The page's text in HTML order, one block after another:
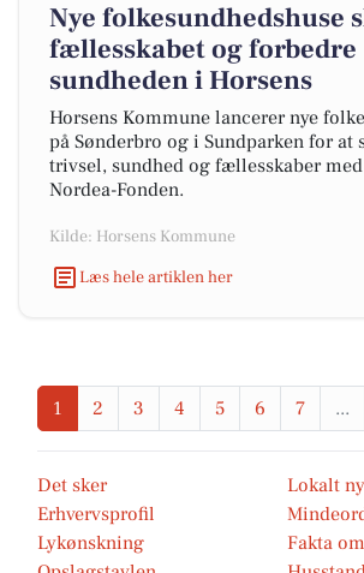
Nye folkesundhedshuse
fællesskabet og forbedre
sundheden i Horsens
Horsens Kommune lancerer nye
på Sønderbro og i Sundparken for at
trivsel, sundhed og fællesskaber
Nordea-Fonden.
Kilde: Horsens Kommune
Læs hele artiklen her
1 2 3 4 5 6 7 ...
Det sker
Lokalt
Erhvervsprofil
Lykønskning
Fakta om